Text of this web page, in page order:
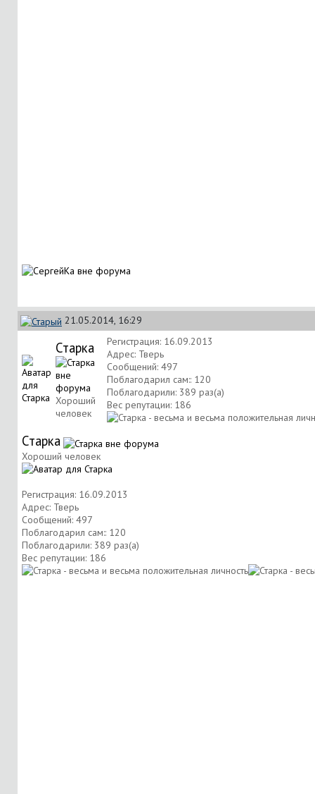
21.05.2014, 16:29
Старка
Хороший
человек
Регистрация: 16.09.2013
Адрес: Тверь
Сообщений: 497
Поблагодарил сам:: 120
Поблагодарили: 389 раз(а)
Вес репутации: 186
Старка
Хороший человек
Регистрация: 16.09.2013
Адрес: Тверь
Сообщений: 497
Поблагодарил сам:: 120
Поблагодарили: 389 раз(а)
Вес репутации: 186